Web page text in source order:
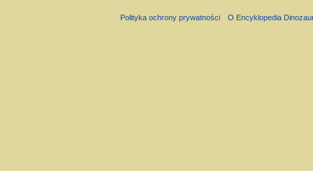
Polityka ochrony prywatności O Encyklopedia